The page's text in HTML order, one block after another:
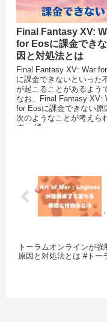
Final Fantasy XV:
for Eosに課金でき
因と対処法とは
Final Fantasy XV: War
に課金できないといった
が起こることがあるよう
なお、Final Fantasy XV:
for Eosに課金できない原
次のようなことが考えら
す。 通...
トーラムオンラインが
原因と対処法とは #トー